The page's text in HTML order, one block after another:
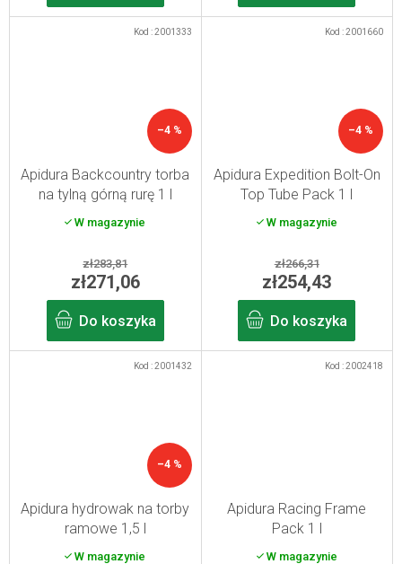
–4 %
Apidura Backcountry torba
na tylną górną rurę 1 l
W magazynie
zł283,81
zł271,06
Do koszyka
Kod :2001333
–4 %
Apidura Expedition Bolt-On
Top Tube Pack 1 l
W magazynie
zł266,31
zł254,43
Do koszyka
Kod :2001660
–4 %
Apidura hydrowak na torby
ramowe 1,5 l
W magazynie
Kod :2001432
Apidura Racing Frame
Pack 1 l
W magazynie
Kod :2002418